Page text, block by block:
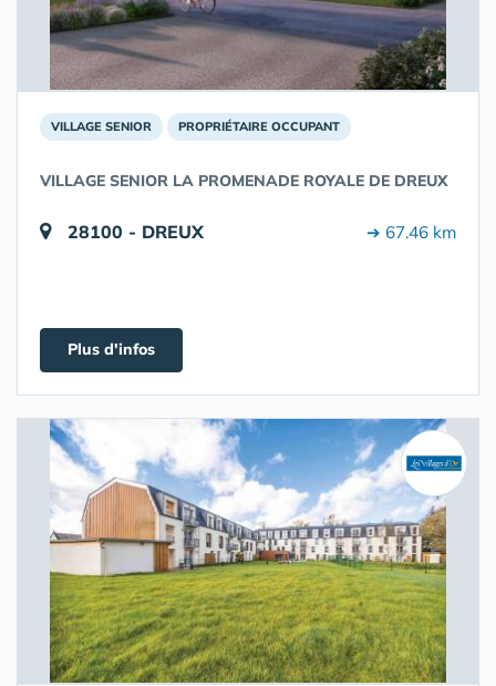
VILLAGE SENIOR PROPRIÉTAIRE OCCUPANT
VILLAGE SENIOR LA PROMENADE ROYALE DE DREUX
28100 - DREUX ➔ 67.46 km
Plus d'infos